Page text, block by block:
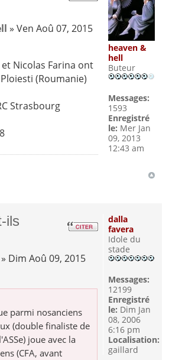
» Ven Aoû 07, 2015
Nicolas Farina ont
(Roumanie)
Strasbourg
heaven &
hell
Buteur
Messages:
1593
Enregistré
le: Mer Jan
09, 2013
12:43 am
ils
» Dim Aoû 09, 2015
parmi nosanciens
(double finaliste de
joue avec la
(CFA, avant
dalla
favera
Idole du
stade
Messages:
12199
Enregistré
le: Dim Jan
08, 2006
6:16 pm
Localisation:
gaillard